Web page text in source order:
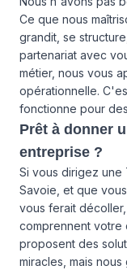
Ce que nous
grandit, se
partenariat avec
métier, nous vous
opérationnelle.
fonctionne pour
Prêt à donner
entreprise ?
Si vous dirigez une
Savoie, et que
vous ferait
comprennent votre
proposent des
miracles, mais